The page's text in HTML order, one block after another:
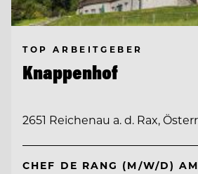
TOP ARBEITGEBER
Knappenhof
2651 Reichenau a. d. Rax,
CHEF DE RANG (M/W/D)